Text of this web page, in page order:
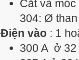
Cắt và
304: Ø
Điện vào : 1
300 A ở 32